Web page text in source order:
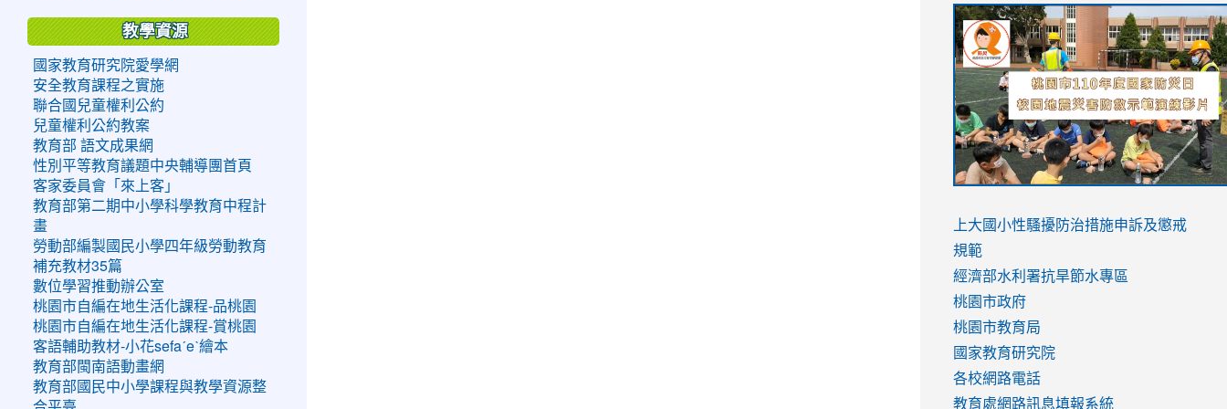
教學資源
國家教育研究院愛學網
安全教育課程之實施
聯合國兒童權利公約
兒童權利公約教案
教育部 語文成果網
性別平等教育議題中央輔導團首頁
客家委員會「來上客」
教育部第二期中小學科學教育中程計
畫
勞動部編製國民小學四年級勞動教育
補充教材35篇
數位學習推動辦公室
桃園市自編在地生活化課程-品桃園
桃園市自編在地生活化課程-賞桃園
客語輔助教材-小花sefaˊeˋ繪本
教育部閩南語動畫網
教育部國民中小學課程與教學資源整
link
to
https://sites.google.com/stes.tyc.edu.tw/
link
to
https://drive.google.com/file/d/
usp=sharing
link
to
https://youtu.be/jJOMVWY3-
8M
link
to
https://drive.google.com/file/d/
usp=sharing
to
https://www.youtube.com/watch?
v=hC_gdZndU9s
to
https://www.youtube.com/watch?
v=hC_gdZndU9s
link
to
https://www.youtube.com/watch?
v=mfpNykQ0g4M
上大國小性騷擾防治措施申訴及懲戒
規範
經濟部水利署抗旱節水專區
桃園市政府
桃園市教育局
國家教育研究院
各校網路電話
教育處網路訊息填報系統